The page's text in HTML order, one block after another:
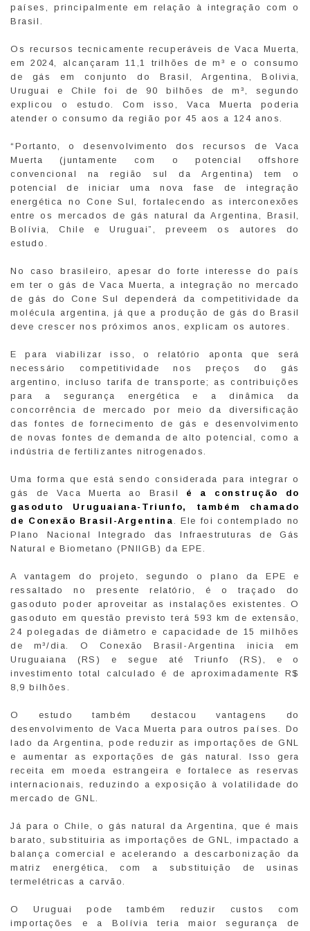
países, principalmente em relação à integração com o
Brasil.
Os recursos tecnicamente recuperáveis de Vaca Muerta,
em 2024, alcançaram 11,1 trilhões de m³ e o consumo
de gás em conjunto do Brasil, Argentina, Bolivia,
Uruguai e Chile foi de 90 bilhões de m³, segundo
explicou o estudo. Com isso, Vaca Muerta poderia
atender o consumo da região por 45 aos a 124 anos.
“Portanto, o desenvolvimento dos recursos de Vaca
Muerta (juntamente com o potencial offshore
convencional na região sul da Argentina) tem o
potencial de iniciar uma nova fase de integração
energética no Cone Sul, fortalecendo as interconexões
entre os mercados de gás natural da Argentina, Brasil,
Bolívia, Chile e Uruguai”, preveem os autores do
estudo.
No caso brasileiro, apesar do forte interesse do país
em ter o gás de Vaca Muerta, a integração no mercado
de gás do Cone Sul dependerá da competitividade da
molécula argentina, já que a produção de gás do Brasil
deve crescer nos próximos anos, explicam os autores.
E para viabilizar isso, o relatório aponta que será
necessário competitividade nos preços do gás
argentino, incluso tarifa de transporte; as contribuições
para a segurança energética e a dinâmica da
concorrência de mercado por meio da diversificação
das fontes de fornecimento de gás e desenvolvimento
de novas fontes de demanda de alto potencial, como a
indústria de fertilizantes nitrogenados.
Uma forma que está sendo considerada para integrar o
gás de Vaca Muerta ao Brasil é a construção do
gasoduto Uruguaiana-Triunfo, também chamado
de Conexão Brasil-Argentina. Ele foi contemplado no
Plano Nacional Integrado das Infraestruturas de Gás
Natural e Biometano (PNIIGB) da EPE.
A vantagem do projeto, segundo o plano da EPE e
ressaltado no presente relatório, é o traçado do
gasoduto poder aproveitar as instalações existentes. O
gasoduto em questão previsto terá 593 km de extensão,
24 polegadas de diâmetro e capacidade de 15 milhões
de m³/dia. O Conexão Brasil-Argentina inicia em
Uruguaiana (RS) e segue até Triunfo (RS), e o
investimento total calculado é de aproximadamente R$
8,9 bilhões.
O estudo também destacou vantagens do
desenvolvimento de Vaca Muerta para outros países. Do
lado da Argentina, pode reduzir as importações de GNL
e aumentar as exportações de gás natural. Isso gera
receita em moeda estrangeira e fortalece as reservas
internacionais, reduzindo a exposição à volatilidade do
mercado de GNL.
Já para o Chile, o gás natural da Argentina, que é mais
barato, substituiria as importações de GNL, impactado a
balança comercial e acelerando a descarbonização da
matriz energética, com a substituição de usinas
termelétricas a carvão.
O Uruguai pode também reduzir custos com
importações e a Bolívia teria maior segurança de